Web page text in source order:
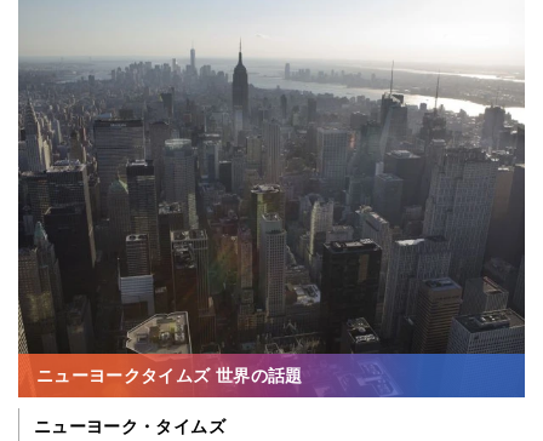
ニューヨークタイムズ 世界の話題
ニューヨーク・タイムズ